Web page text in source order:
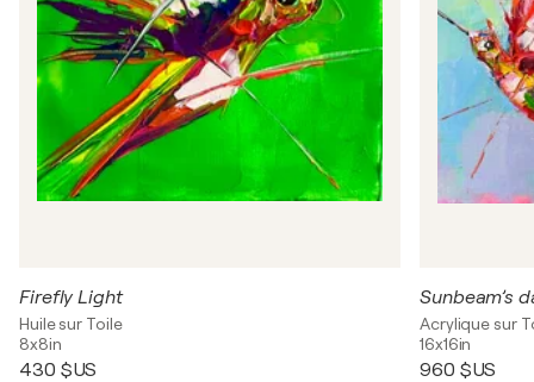
Firefly Light
Huile sur Toile
8x8in
430 $US
Sunbeam’s
Acrylique sur
16x16in
960 $US